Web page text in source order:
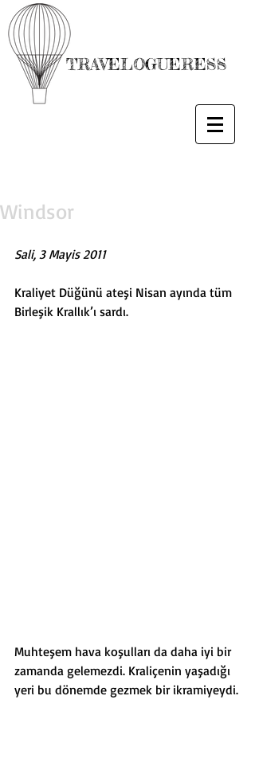
TRAVELOGUERESS
Windsor
Sali, 3 Mayis 2011
Kraliyet Düğünü ateşi Nisan ayında tüm
Birleşik Krallık’ı sardı.
Muhteşem hava koşulları da daha iyi bir
zamanda gelemezdi. Kraliçenin yaşadığı
yeri bu dönemde gezmek bir ikramiyeydi.